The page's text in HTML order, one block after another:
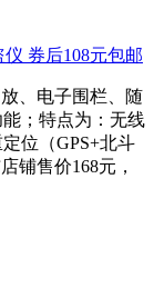
、电子围栏、随
；特点为：无线
位（GPS+北斗
铺售价168元，